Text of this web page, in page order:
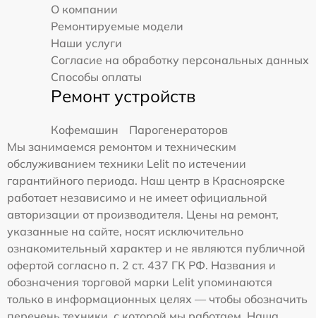
О компании
Ремонтируемые модели
Наши услуги
Согласие на обработку персональных данных
Способы оплаты
Ремонт устройств
Кофемашин
Парогенераторов
Мы занимаемся ремонтом и техническим
обслуживанием техники Lelit по истечении
гарантийного периода. Наш центр в Красноярске
работает независимо и не имеет официальной
авторизации от производителя. Цены на ремонт,
указанные на сайте, носят исключительно
ознакомительный характер и не являются публичной
офертой согласно п. 2 ст. 437 ГК РФ. Названия и
обозначения торговой марки Lelit упоминаются
только в информационных целях — чтобы обозначить